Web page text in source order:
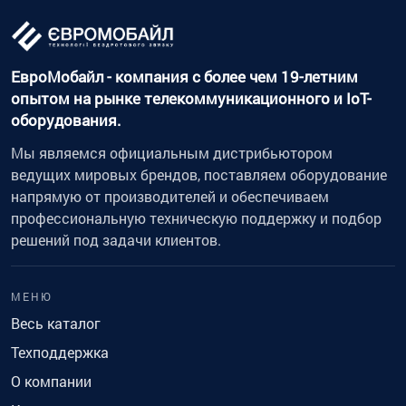
ЕвроМобайл - компания с более чем 19-летним
опытом на рынке телекоммуникационного и IoT-
оборудования.
Мы являемся официальным дистрибьютором
ведущих мировых брендов, поставляем оборудование
напрямую от производителей и обеспечиваем
профессиональную техническую поддержку и подбор
решений под задачи клиентов.
МЕНЮ
Весь каталог
Техподдержка
О компании